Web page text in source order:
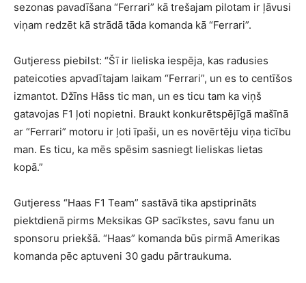
sezonas pavadīšana “Ferrari” kā trešajam pilotam ir ļāvusi
viņam redzēt kā strādā tāda komanda kā “Ferrari”.
Gutjeress piebilst: “Šī ir lieliska iespēja, kas radusies
pateicoties apvadītajam laikam “Ferrari”, un es to centīšos
izmantot. Džīns Hāss tic man, un es ticu tam ka viņš
gatavojas F1 ļoti nopietni. Braukt konkurētspējīgā mašīnā
ar “Ferrari” motoru ir ļoti īpaši, un es novērtēju viņa ticību
man. Es ticu, ka mēs spēsim sasniegt lieliskas lietas
kopā.”
Gutjeress “Haas F1 Team” sastāvā tika apstiprināts
piektdienā pirms Meksikas GP sacīkstes, savu fanu un
sponsoru priekšā. “Haas” komanda būs pirmā Amerikas
komanda pēc aptuveni 30 gadu pārtraukuma.